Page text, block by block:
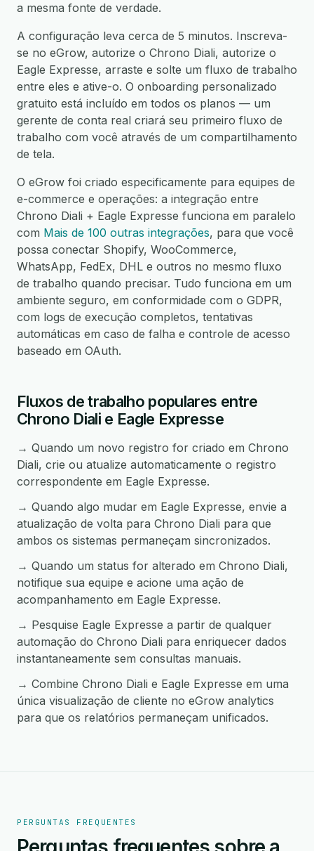
a mesma fonte de verdade.
A configuração leva cerca de 5 minutos. Inscreva-
se no eGrow, autorize o Chrono Diali, autorize o
Eagle Expresse, arraste e solte um fluxo de trabalho
entre eles e ative-o. O onboarding personalizado
gratuito está incluído em todos os planos — um
gerente de conta real criará seu primeiro fluxo de
trabalho com você através de um compartilhamento
de tela.
O eGrow foi criado especificamente para equipes de
e-commerce e operações: a integração entre
Chrono Diali + Eagle Expresse funciona em paralelo
com Mais de 100 outras integrações, para que você
possa conectar Shopify, WooCommerce,
WhatsApp, FedEx, DHL e outros no mesmo fluxo
de trabalho quando precisar. Tudo funciona em um
ambiente seguro, em conformidade com o GDPR,
com logs de execução completos, tentativas
automáticas em caso de falha e controle de acesso
baseado em OAuth.
Fluxos de trabalho populares entre
Chrono Diali e Eagle Expresse
→ Quando um novo registro for criado em Chrono
Diali, crie ou atualize automaticamente o registro
correspondente em Eagle Expresse.
→ Quando algo mudar em Eagle Expresse, envie a
atualização de volta para Chrono Diali para que
ambos os sistemas permaneçam sincronizados.
→ Quando um status for alterado em Chrono Diali,
notifique sua equipe e acione uma ação de
acompanhamento em Eagle Expresse.
→ Pesquise Eagle Expresse a partir de qualquer
automação do Chrono Diali para enriquecer dados
instantaneamente sem consultas manuais.
→ Combine Chrono Diali e Eagle Expresse em uma
única visualização de cliente no eGrow analytics
para que os relatórios permaneçam unificados.
PERGUNTAS FREQUENTES